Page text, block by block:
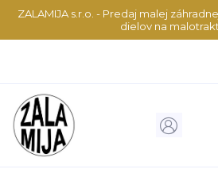
ZALAMIJA s.r.o. - Predaj malej
dielov na